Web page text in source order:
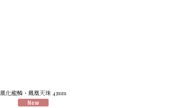
風化龍鱗・鳳凰天珠 43mm